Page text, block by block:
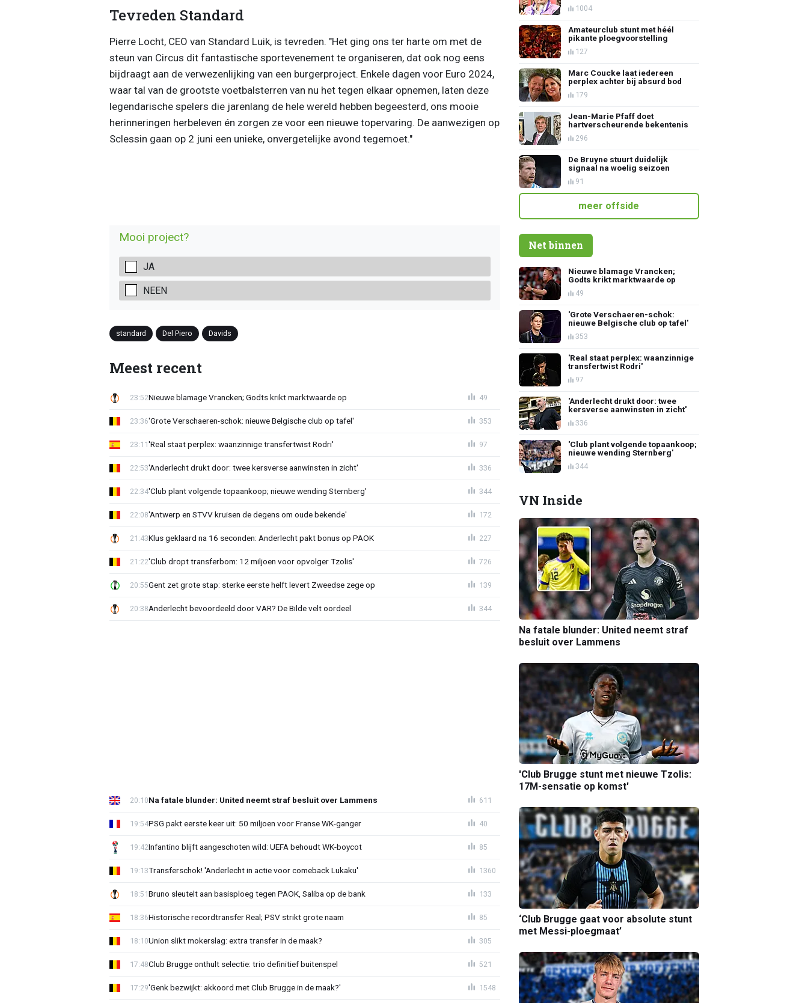
Tevreden Standard
Pierre Locht, CEO van Standard Luik, is tevreden. "Het ging ons ter harte om met de
steun van Circus dit fantastische sportevenement te organiseren, dat ook nog eens
bijdraagt aan de verwezenlijking van een burgerproject. Enkele dagen voor Euro 2024,
waar tal van de grootste voetbalsterren van nu het tegen elkaar opnemen, laten deze
legendarische spelers die jarenlang de hele wereld hebben begeesterd, ons mooie
herinneringen herbeleven én zorgen ze voor een nieuwe topervaring. De aanwezigen op
Sclessin gaan op 2 juni een unieke, onvergetelijke avond tegemoet."
Mooi project?
JA
NEEN
standard Del Piero Davids
Meest recent
Nieuwe blamage Vrancken; Godts krikt marktwaarde op
23:52 49
'Grote Verschaeren-schok: nieuwe Belgische club op tafel'
23:36 353
'Real staat perplex: waanzinnige transfertwist Rodri'
23:11 97
'Anderlecht drukt door: twee kersverse aanwinsten in zicht'
22:53 336
'Club plant volgende topaankoop; nieuwe wending Sternberg'
22:34 344
'Antwerp en STVV kruisen de degens om oude bekende'
22:08 172
Klus geklaard na 16 seconden: Anderlecht pakt bonus op PAOK
21:43 227
'Club dropt transferbom: 12 miljoen voor opvolger Tzolis'
21:22 726
Gent zet grote stap: sterke eerste helft levert Zweedse zege op
20:55 139
Anderlecht bevoordeeld door VAR? De Bilde velt oordeel
20:38 344
Na fatale blunder: United neemt straf besluit over Lammens
20:10 611
PSG pakt eerste keer uit: 50 miljoen voor Franse WK-ganger
19:54 40
Infantino blijft aangeschoten wild: UEFA behoudt WK-boycot
19:42 85
Transferschok! 'Anderlecht in actie voor comeback Lukaku'
19:13 1360
Bruno sleutelt aan basisploeg tegen PAOK, Saliba op de bank
18:51 133
Historische recordtransfer Real; PSV strikt grote naam
18:36 85
Union slikt mokerslag: extra transfer in de maak?
18:10 305
Club Brugge onthult selectie: trio definitief buitenspel
17:48 521
'Genk bezwijkt: akkoord met Club Brugge in de maak?'
17:29 1548
1004
Amateurclub stunt met héél
pikante ploegvoorstelling
127
Marc Coucke laat iedereen
perplex achter bij absurd bod
179
Jean-Marie Pfaff doet
hartverscheurende bekentenis
296
De Bruyne stuurt duidelijk
signaal na woelig seizoen
91
meer offside
Net binnen
Nieuwe blamage Vrancken;
Godts krikt marktwaarde op
49
'Grote Verschaeren-schok:
nieuwe Belgische club op tafel'
353
'Real staat perplex: waanzinnige
transfertwist Rodri'
97
'Anderlecht drukt door: twee
kersverse aanwinsten in zicht'
336
'Club plant volgende topaankoop;
nieuwe wending Sternberg'
344
VN Inside
Na fatale blunder: United neemt straf
besluit over Lammens
'Club Brugge stunt met nieuwe Tzolis:
17M-sensatie op komst'
‘Club Brugge gaat voor absolute stunt
met Messi-ploegmaat’